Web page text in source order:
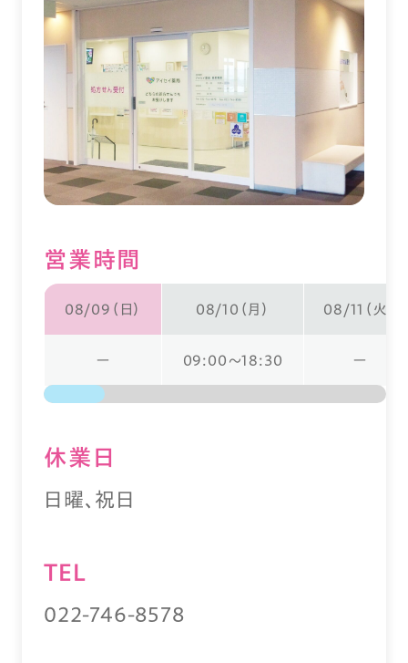
営業時間
08/09（日） 08/10（月） 08/11（火）
ー 09:00～18:30 ー
休業⽇
日曜、祝日
TEL
022-746-8578